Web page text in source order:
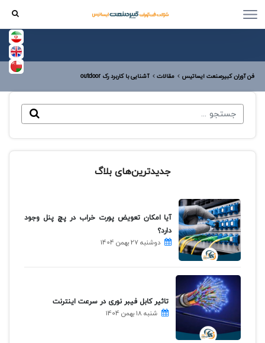
فن آوران کبیرصنعت ایساتیس مقالات آشنایی با کاربرد رک outdoor
جدیدترین‌های بلاگ
آیا امکان تعویض پورت خراب در پچ پنل وجود
دارد؟
دوشنبه 27 بهمن 1404
تاثیر کابل فیبر نوری در سرعت اینترنت
شنبه 18 بهمن 1404